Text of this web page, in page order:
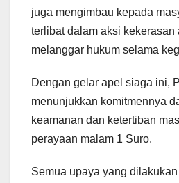
juga mengimbau kepada
terlibat dalam aksi kekerasan
melanggar hukum selama
Dengan gelar apel siaga ini,
menunjukkan komitmennya
keamanan dan ketertiban
perayaan malam 1 Suro.
Semua upaya yang